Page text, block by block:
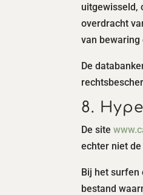
uitgewisseld,
overdracht
van
De
8.
De site
echter niet
Bij het
bestand